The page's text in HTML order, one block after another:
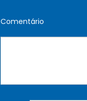
Comentário